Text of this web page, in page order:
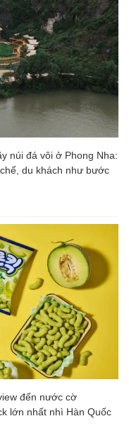
núi đá vôi ở Phong Nha:
du khách như bước
đến nước cờ
lớn nhất nhì Hàn Quốc